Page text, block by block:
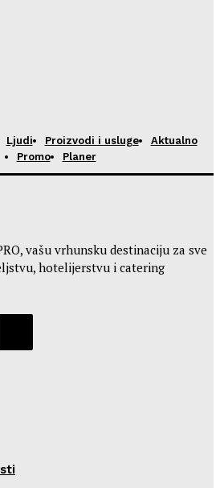
Ljudi Proizvodi i usluge
Aktualno
Promo
Planer
vašu vrhunsku destinaciju za sve
hotelijerstvu i catering